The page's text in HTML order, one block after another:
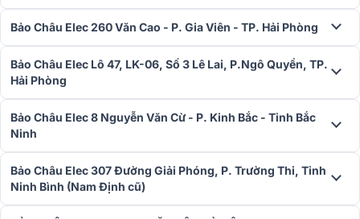
năng chống nấm mốc, chống thấm nước và chống oxy hóa hiệu
quả.
Màn chiếu Grandview
HT-MI100 – GM được trang bị bộ điều khiển
hồng ngoại đặt trong hộp màn với cổng điều khiển Trigger 3-12V
để kết nối với máy chiếu khi tắt máy chiếu thì màn sẽ tự động thu
màn và ngược lại.
Thông số kỹ thuật chi tiết
Thương hiệu: Grandview
Kích thước: 100 ”(2214×1245mm)
Bảo Châu Elec 260 Văn Cao - P. Gia Viên - TP. Hải Phòng
Bảo Châu Elec Lô 47, LK-06, Số 3 Lê Lai, P.Ngô Quyền, TP.
Hải Phòng
Bảo Châu Elec 8 Nguyễn Văn Cừ - P. Kinh Bắc - Tỉnh Bắc
Ninh
Bảo Châu Elec 307 Đường Giải Phóng, P. Trường Thi, Tỉnh
Ninh Bình (Nam Định cũ)